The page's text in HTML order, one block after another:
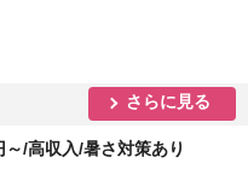
さらに見る
/高収入/暑さ対策あり